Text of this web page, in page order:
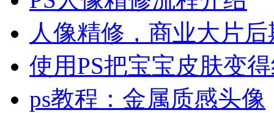
人像精修，商业大片
使用PS把宝宝皮肤变
ps教程：金属质感头像